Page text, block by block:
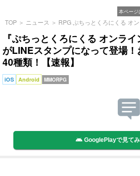
本ページ
TOP ＞ ニュース ＞ RPG ぷちっとくろにくる オ
『ぷちっとくろにくる オンラ
がLINEスタンプになって登場
40種類！【速報】
iOS Android MMORPG
GooglePlayで見て